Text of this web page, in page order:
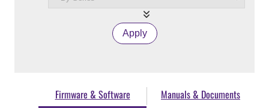
Apply
Firmware & Software Manuals & Documents